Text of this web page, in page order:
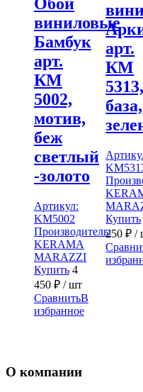
виниловые
Бамбук
арт.
КМ
5002,
мотив,
беж
светлый
-золото
Артикул:
KM5002
Производитель:
KERAMA
MARAZZI
Купить 4
450 ₽ / шт
СравнитьВ
избранное
арт.
КМ
5313,
база,
Купить
250₽ /
О компании